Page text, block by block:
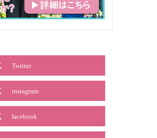
Twitter
instagram
facebook